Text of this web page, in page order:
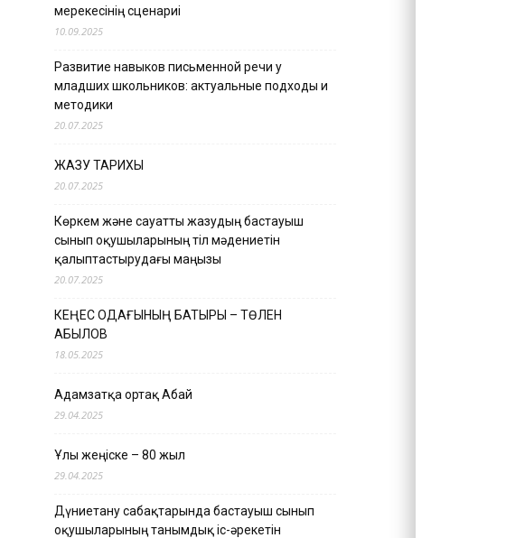
мерекесінің сценариі
10.09.2025
Развитие навыков письменной речи у
младших школьников: актуальные подходы и
методики
20.07.2025
ЖАЗУ ТАРИХЫ
20.07.2025
Көркем және сауатты жазудың бастауыш
сынып оқушыларының тіл мәдениетін
қалыптастырудағы маңызы
20.07.2025
КЕҢЕС ОДАҒЫНЫҢ БАТЫРЫ – ТӨЛЕН
ҚАБЫЛОВ
18.05.2025
Адамзатқа ортақ Абай
29.04.2025
Ұлы жеңіске – 80 жыл
29.04.2025
Дүниетану сабақтарында бастауыш сынып
оқушыларының танымдық іс-әрекетін